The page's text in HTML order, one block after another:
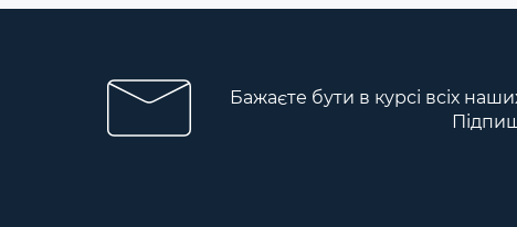
Бажаєте бути в курсі всіх